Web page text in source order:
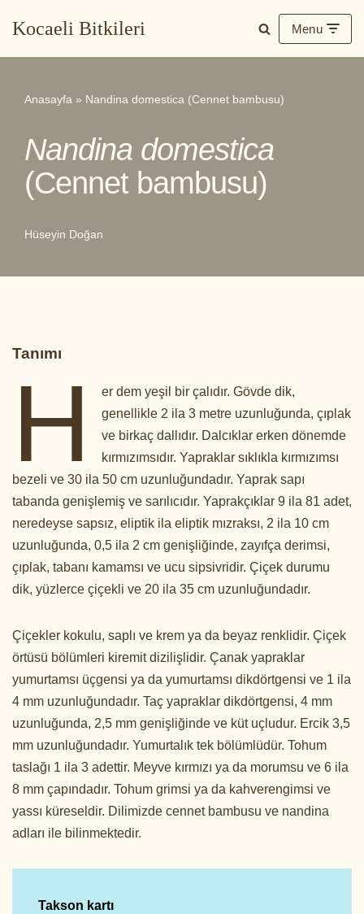
Kocaeli Bitkileri Menu
Anasayfa » Nandina domestica (Cennet bambusu)
Nandina domestica
(Cennet bambusu)
Hüseyin Doğan
Tanımı
H
er dem yeşil bir çalıdır. Gövde dik,
genellikle 2 ila 3 metre uzunluğunda, çıplak
ve birkaç dallıdır. Dalcıklar erken dönemde
kırmızımsıdır. Yapraklar sıklıkla kırmızımsı
bezeli ve 30 ila 50 cm uzunluğundadır. Yaprak sapı
tabanda genişlemiş ve sarılıcıdır. Yaprakçıklar 9 ila 81 adet,
neredeyse sapsız, eliptik ila eliptik mızraksı, 2 ila 10 cm
uzunluğunda, 0,5 ila 2 cm genişliğinde, zayıfça derimsi,
çıplak, tabanı kamamsı ve ucu sipsivridir. Çiçek durumu
dik, yüzlerce çiçekli ve 20 ila 35 cm uzunluğundadır.
Çiçekler kokulu, saplı ve krem ya da beyaz renklidir. Çiçek
örtüsü bölümleri kiremit dizilişlidir. Çanak yapraklar
yumurtamsı üçgensi ya da yumurtamsı dikdörtgensi ve 1 ila
4 mm uzunluğundadır. Taç yapraklar dikdörtgensi, 4 mm
uzunluğunda, 2,5 mm genişliğinde ve küt uçludur. Ercik 3,5
mm uzunluğundadır. Yumurtalık tek bölümlüdür. Tohum
taslağı 1 ila 3 adettir. Meyve kırmızı ya da morumsu ve 6 ila
8 mm çapındadır. Tohum grimsi ya da kahverengimsi ve
yassı küreseldir. Dilimizde cennet bambusu ve nandina
adları ile bilinmektedir.
Takson kartı